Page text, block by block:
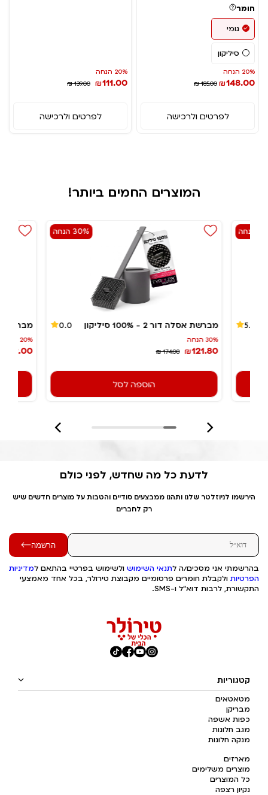
חומר
גומי
סיליקון
20% הנחה
₪148.00
₪ 185.00
לפרטים ולרכישה
20% הנחה
₪111.00
₪ 139.00
לפרטים ולרכישה
המוצרים החמים ביותר!
5.0
30% הנחה
מברשת אסלה דור 2 - 100% סיליקון 0.0
30% הנחה
₪121.80
₪ 174.00
הוספה לסל
מבריקן
20% הנחה
132.00
לדעת כל מה שחדש, לפני כולם
הירשמו לניוזלטר שלנו ותהנו ממבצעים סודיים והטבות על מוצרים חדשים שיש
רק לחברים
הרשמה
בהרשמתי אני מסכים/ה לתנאי השימוש ולשימוש בפרטיי בהתאם למדיניות
הפרטיות ולקבלת חומרים פרסומיים מקבוצת טירולר, בכל אחד מאמצעי
התקשורת, לרבות דוא"ל ו-SMS.
קטגוריות
מטאטאים
מבריקן
כפות אשפה
מגב חלונות
מנקה חלונות
מארזים
מוצרים משלימים
כל המוצרים
נקיון רצפה